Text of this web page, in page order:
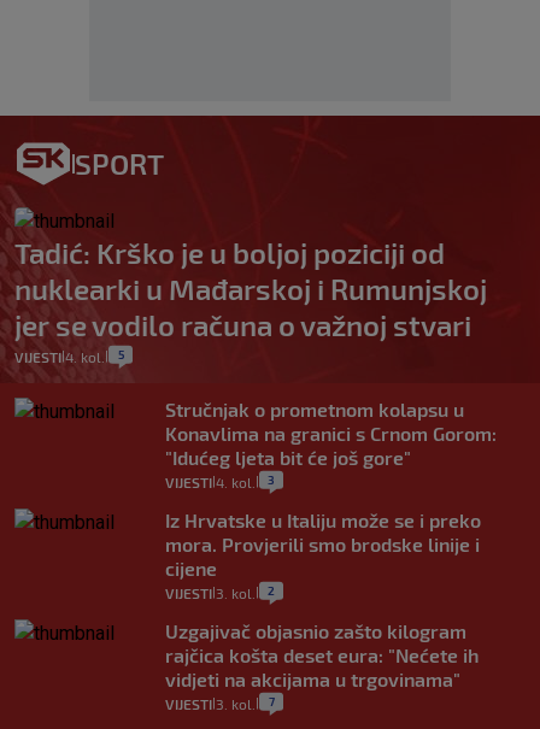
SPORT
Tadić: Krško je u boljoj poziciji od
nuklearki u Mađarskoj i Rumunjskoj
jer se vodilo računa o važnoj stvari
VIJESTI|4. kol. 5
Stručnjak o prometnom kolapsu u
Konavlima na granici s Crnom Gorom:
"Idućeg ljeta bit će još gore"
VIJESTI 4. kol. 3
Iz Hrvatske u Italiju može se i preko
mora. Provjerili smo brodske linije i
cijene
VIJESTI 3. kol. 2
Uzgajivač objasnio zašto kilogram
rajčica košta deset eura: "Nećete ih
vidjeti na akcijama u trgovinama"
VIJESTI 3. kol. 7